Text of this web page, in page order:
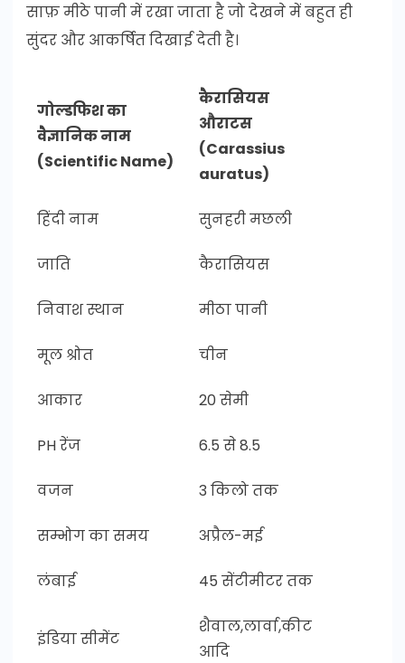
साफ़ मीठे पानी में रखा जाता है जो देखने में बहुत ही
सुंदर और आकर्षित दिखाई देती है।
गोल्डफिश का
वैज्ञानिक नाम
(Scientific Name)
कैरासियस
औराटस
(Carassius
auratus)
हिंदी नाम सुनहरी मछली
जाति कैरासियस
निवाश स्थान मीठा पानी
मूल श्रोत चीन
आकार 20 सेमी
PH रेंज 6.5 से 8.5
वजन 3 किलो तक
सम्भोग का समय अप्रैल-मई
लंबाई 45 सेंटीमीटर तक
इंडिया सीमेंट
शैवाल,लार्वा,कीट
आदि